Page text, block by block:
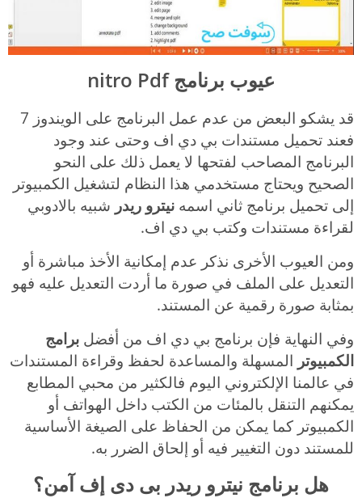
عيوب برنامج nitro Pdf
قد يشكو البعض من عدم عمل البرنامج على الويندوز 7
فعند تحميل مستندات بي دي اف وحتى عند وجود
البرنامج المصاحب لفتحها لا يعمل ذلك على النحو
الصحيح ويحتاج مستخدمي هذا النظام لتشغيل الكمبيوتر
إلى تحميل برنامج ثاني اسمه نيترو ريدر شبيه بالادوبي
لقراءة مستندات وكتب بي دي اف.
ومن العيوب الأخرى نذكر عدم إمكانية الأخذ مباشرة أو
التعديل على الملف في صورة ما أردت التعديل عليه فهو
بمثابة صورة رقمية عن المستند.
وفي النهاية فإن برنامج بي دي اف من أفضل برامج
الكمبيوتر المسهلة والمساعدة لحفظ وقراءة المستندات
في عالمنا الإلكتروني اليوم فالكثير من محبي المطابع
يمكنهم التنقل بالمئات من الكتب داخل الهواتف أو
الكمبيوتر كما يمكن من الحفاظ على الصيغة الأساسية
للمستند دون التغيير فيه أو إلحاق الضرر به.
هل برنامج نيترو ريدر بى دى إف آمن؟